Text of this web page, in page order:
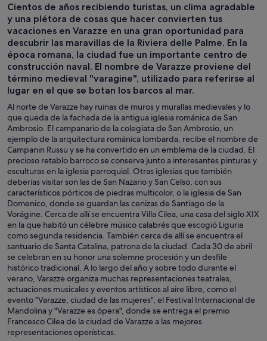
Cientos de años recibiendo turistas, un clima agradable
y una plétora de cosas que hacer convierten tus
vacaciones en Varazze en una gran oportunidad para
descubrir las maravillas de la Riviera delle Palme. En la
época romana, la ciudad fue un importante centro de
construcción naval. El nombre de Varazze proviene del
término medieval "varagine", utilizado para referirse al
lugar en el que se botan los barcos al mar.
Al norte de Varazze hay ruinas de muros y murallas medievales y lo
que queda de la fachada de la antigua iglesia románica de San
Ambrosio. El campanario de la colegiata de San Ambrosio, un
ejemplo de la arquitectura románica lombarda, recibe el nombre de
Campanin Russu y se ha convertido en un emblema de la ciudad. El
precioso retablo barroco se conserva junto a interesantes pinturas y
esculturas en la iglesia parroquial. Otras iglesias que también
deberías visitar son las de San Nazario y San Celso, con sus
característicos pórticos de piedras multicolor, o la iglesia de San
Domenico, donde se guardan las cenizas de Santiago de la
Vorágine. Cerca de allí se encuentra Villa Cilea, una casa del siglo XIX
en la que habitó un célebre músico calabrés que escogió Liguria
como segunda residencia. También cerca de allí se encuentra el
santuario de Santa Catalina, patrona de la ciudad. Cada 30 de abril
se celebran en su honor una solemne procesión y un desfile
histórico tradicional. A lo largo del año y sobre todo durante el
verano, Varazze organiza muchas representaciones teatrales,
actuaciones musicales y eventos artísticos al aire libre, como el
evento "Varazze, ciudad de las mujeres", el Festival Internacional de
Mandolina y "Varazze es ópera", donde se entrega el premio
Francesco Cilea de la ciudad de Varazze a las mejores
representaciones operísticas.